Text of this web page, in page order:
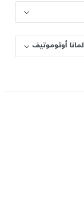
المانا أوتوموتيف